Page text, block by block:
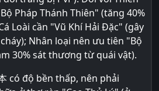
Pháp Thánh Thiên" (tăng 40%
Loài cần "Vũ Khí Hải Đặc" (gây
Nhân loại nên ưu tiên "Bộ
30% sát thương từ quái vật).
có độ bền thấp, nên phải